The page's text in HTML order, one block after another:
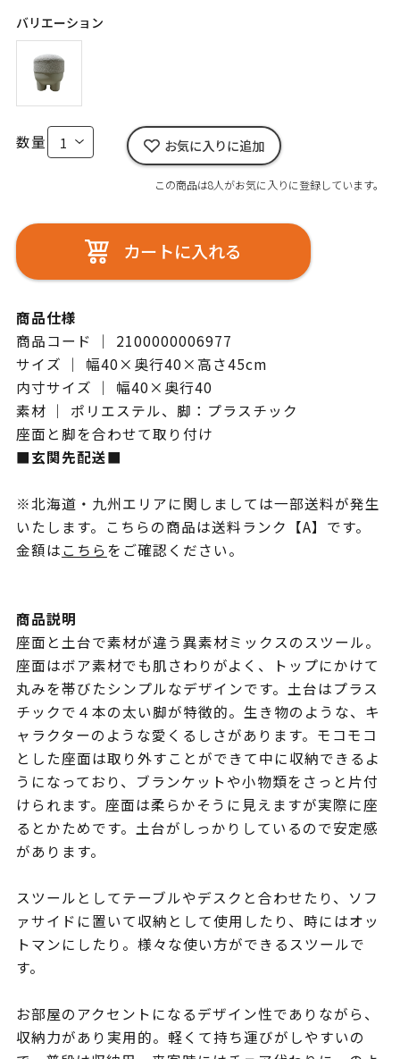
バリエーション
数量 お気に入りに追加
この商品は8人がお気に入りに登録しています。
カートに入れる
商品仕様
商品コード ｜ 2100000006977
サイズ ｜ 幅40×奥行40×高さ45cm
内寸サイズ ｜ 幅40×奥行40
素材 ｜ ポリエステル、脚：プラスチック
座面と脚を合わせて取り付け
■玄関先配送■
※北海道・九州エリアに関しましては一部送料が発生
いたします。こちらの商品は送料ランク【A】です。
金額はこちらをご確認ください。
商品説明
座面と土台で素材が違う異素材ミックスのスツール。
座面はボア素材でも肌さわりがよく、トップにかけて
丸みを帯びたシンプルなデザインです。土台はプラス
チックで４本の太い脚が特徴的。生き物のような、キ
ャラクターのような愛くるしさがあります。モコモコ
とした座面は取り外すことができて中に収納できるよ
うになっており、ブランケットや小物類をさっと片付
けられます。座面は柔らかそうに見えますが実際に座
るとかためです。土台がしっかりしているので安定感
があります。
スツールとしてテーブルやデスクと合わせたり、ソフ
ァサイドに置いて収納として使用したり、時にはオッ
トマンにしたり。様々な使い方ができるスツールで
す。
お部屋のアクセントになるデザイン性でありながら、
収納力があり実用的。軽くて持ち運びがしやすいの